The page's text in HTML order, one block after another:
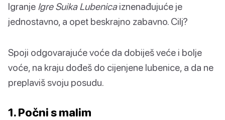
Igranje Igre Suika Lubenicaiznenađujuće je
jednostavno, a opet beskrajno zabavno. Cilj?
Spoji odgovarajuće voće da dobiješ veće i bolje
voće, na kraju dođeš do cijenjene lubenice, a da ne
preplaviš svoju posudu.
1. Počni s malim